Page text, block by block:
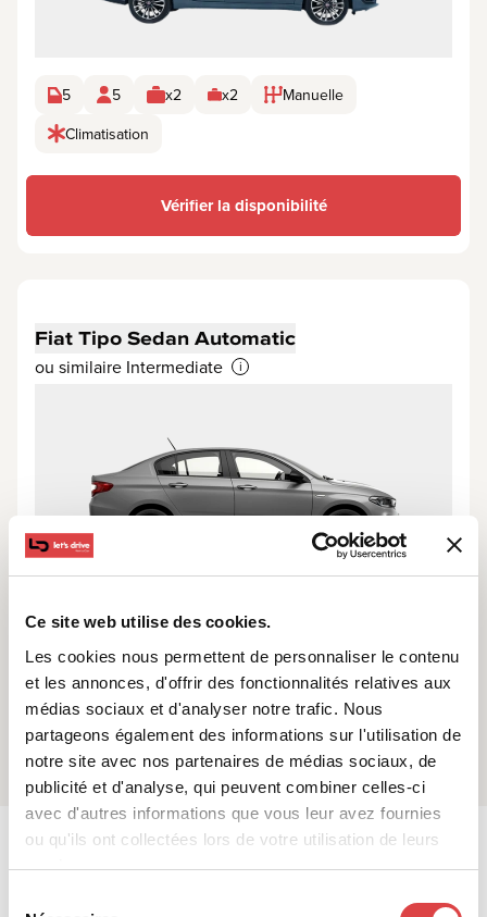
Ce site web utilise des cookies.
Les cookies nous permettent de personnaliser le contenu
et les annonces, d'offrir des fonctionnalités relatives aux
médias sociaux et d'analyser notre trafic. Nous
partageons également des informations sur l'utilisation de
notre site avec nos partenaires de médias sociaux, de
publicité et d'analyse, qui peuvent combiner celles-ci
avec d'autres informations que vous leur avez fournies
ou qu'ils ont collectées lors de votre utilisation de leurs
services.
5 5 x2 x2
Manuelle
Climatisation
Vérifier la disponibilité
Fiat Tipo Sedan Automatic
ou similaire Intermediate i
Climatisation
Vérifier la disponibilité